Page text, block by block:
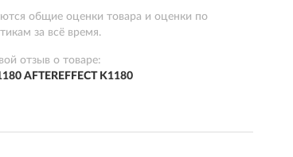
общие оценки товара и оценки по
за всё время.
отзыв о товаре:
AFTEREFFECT K1180